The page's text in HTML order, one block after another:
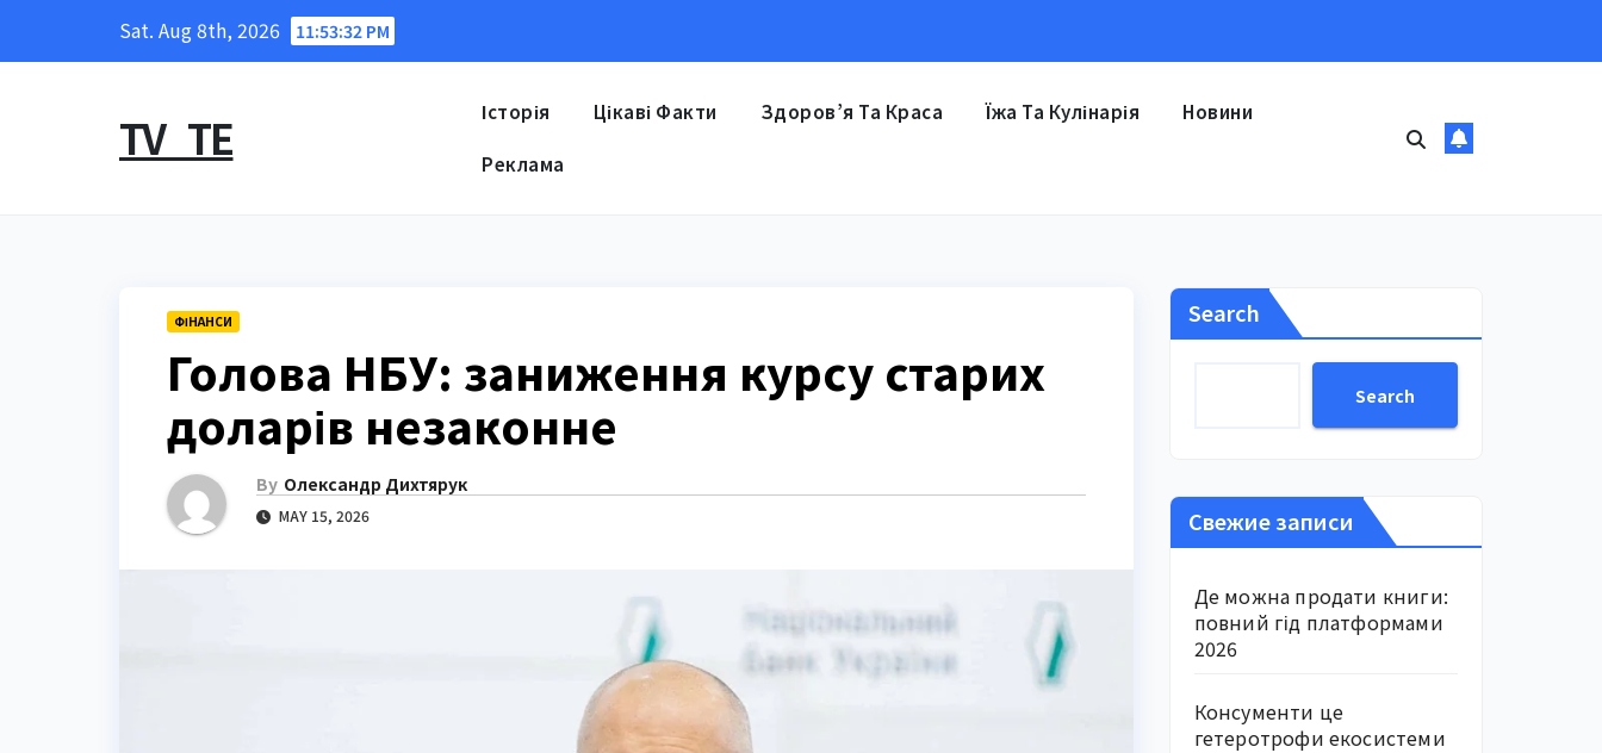
Sat. Aug 8th, 2026 11:53:33 PM
TV_TE Історія Цікаві Факти Здоров’я Та Краса Їжа Та Кулінарія Новини
Реклама
ФІНАНСИ
Голова НБУ: заниження курсу старих
доларів незаконне
By Олександр Дихтярук
MAY 15, 2026
Search
Search
Свежие записи
Де можна продати книги:
повний гід платформами
2026
Консументи це
гетеротрофи екосистеми